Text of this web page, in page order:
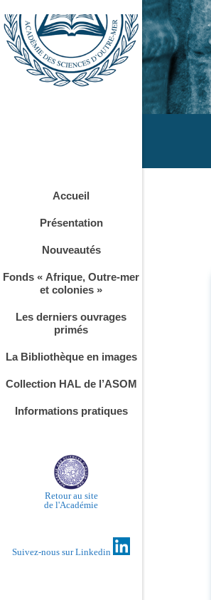
Accueil
Présentation
Nouveautés
Fonds « Afrique, Outre-mer
et colonies »
Les derniers ouvrages
primés
La Bibliothèque en images
Collection HAL de l’ASOM
Informations pratiques
Retour au site
de l'Académie
Suivez-nous sur Linkedin